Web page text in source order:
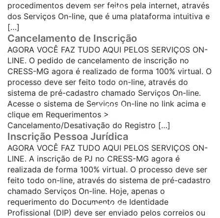
procedimentos devem ser feitos pela internet, através
dos Serviços On-line, que é uma plataforma intuitiva e
[…]
SAIBA MAIS...
Cancelamento de Inscrição
AGORA VOCÊ FAZ TUDO AQUI PELOS SERVIÇOS ON-
LINE. O pedido de cancelamento de inscrição no
CRESS-MG agora é realizado de forma 100% virtual. O
processo deve ser feito todo on-line, através do
sistema de pré-cadastro chamado Serviços On-line.
Acesse o sistema de Serviços On-line no link acima e
clique em Requerimentos >
Cancelamento/Desativação do Registro […]
SAIBA MAIS...
Inscrição Pessoa Jurídica
AGORA VOCÊ FAZ TUDO AQUI PELOS SERVIÇOS ON-
LINE. A inscrição de PJ no CRESS-MG agora é
realizada de forma 100% virtual. O processo deve ser
feito todo on-line, através do sistema de pré-cadastro
chamado Serviços On-line. Hoje, apenas o
requerimento do Documento de Identidade
Profissional (DIP) deve ser enviado pelos correios ou
SAIBA MAIS...